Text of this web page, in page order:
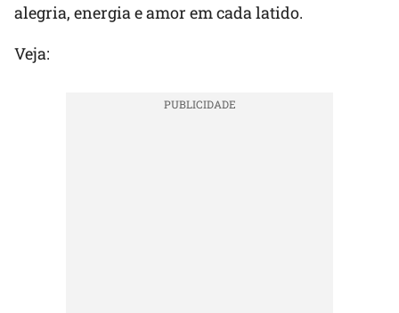
alegria, energia e amor em cada latido.
Veja: